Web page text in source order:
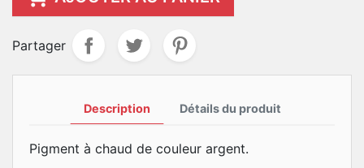
Partager
Description Détails du produit
Pigment à chaud de couleur argent.